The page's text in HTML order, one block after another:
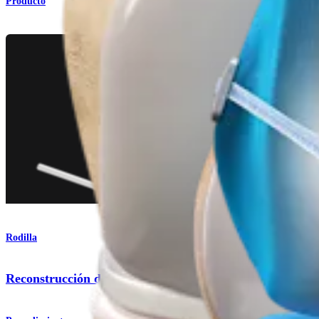
Rodilla
Reconstrucción del LCA con autoinjerto de isquiotibiales